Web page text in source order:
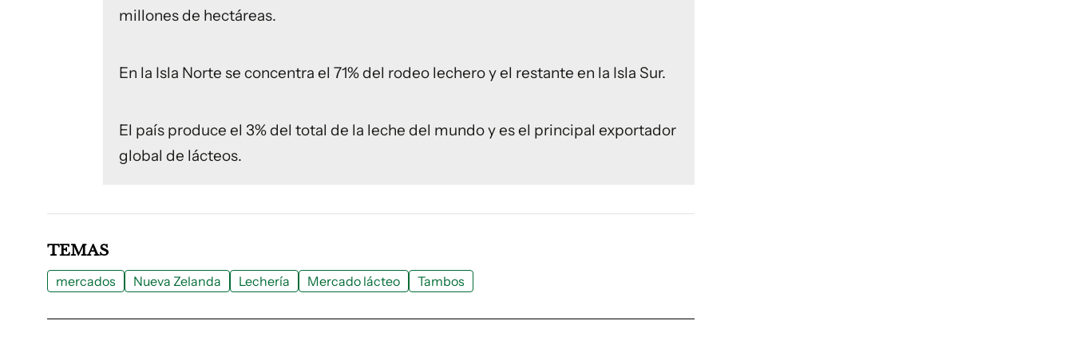
millones de hectáreas.
En la Isla Norte se concentra el 71% del rodeo lechero y el restante en la Isla Sur.
El país produce el 3% del total de la leche del mundo y es el principal exportador
global de lácteos.
TEMAS
mercados Nueva Zelanda Lechería Mercado lácteo Tambos